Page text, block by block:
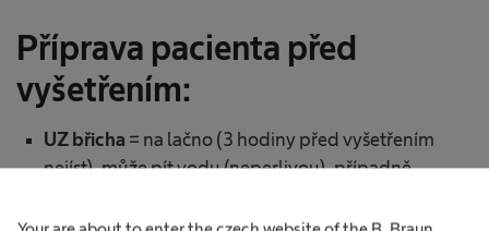
Příprava pacienta před
vyšetřením:
UZ břicha = na lačno (3 hodiny před vyšetřením
nejíst), může pít vodu (neperlivou), případně